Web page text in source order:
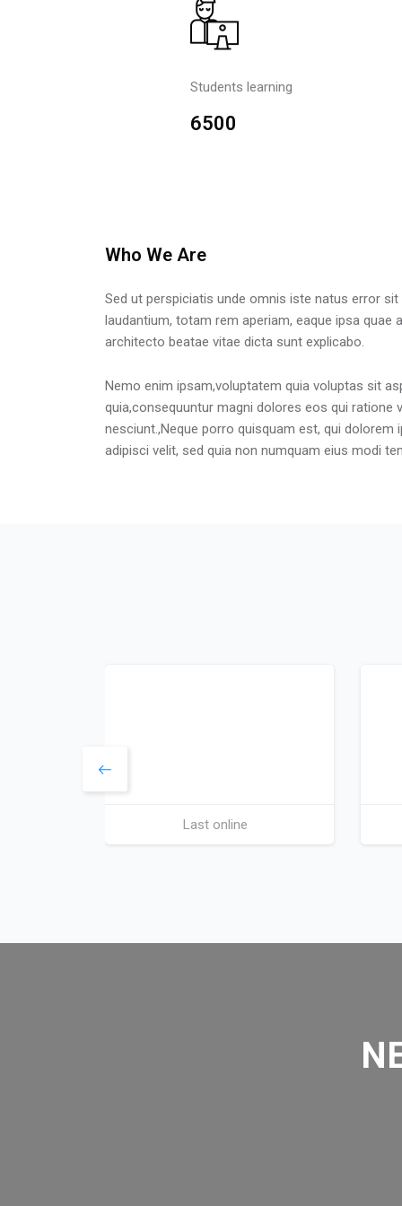
Students learning
6500
Skip [Cocoon] About (Text 2 Columns)
Who We Are
Sed ut perspiciatis unde omnis iste natus error
laudantium, totam rem aperiam, eaque ipsa quae
architecto beatae vitae dicta sunt explicabo.
Nemo enim ipsam,voluptatem quia voluptas sit
quia,consequuntur magni dolores eos qui ratione
nesciunt.,Neque porro quisquam est, qui dolorem
adipisci velit, sed quia non numquam eius modi
Last online